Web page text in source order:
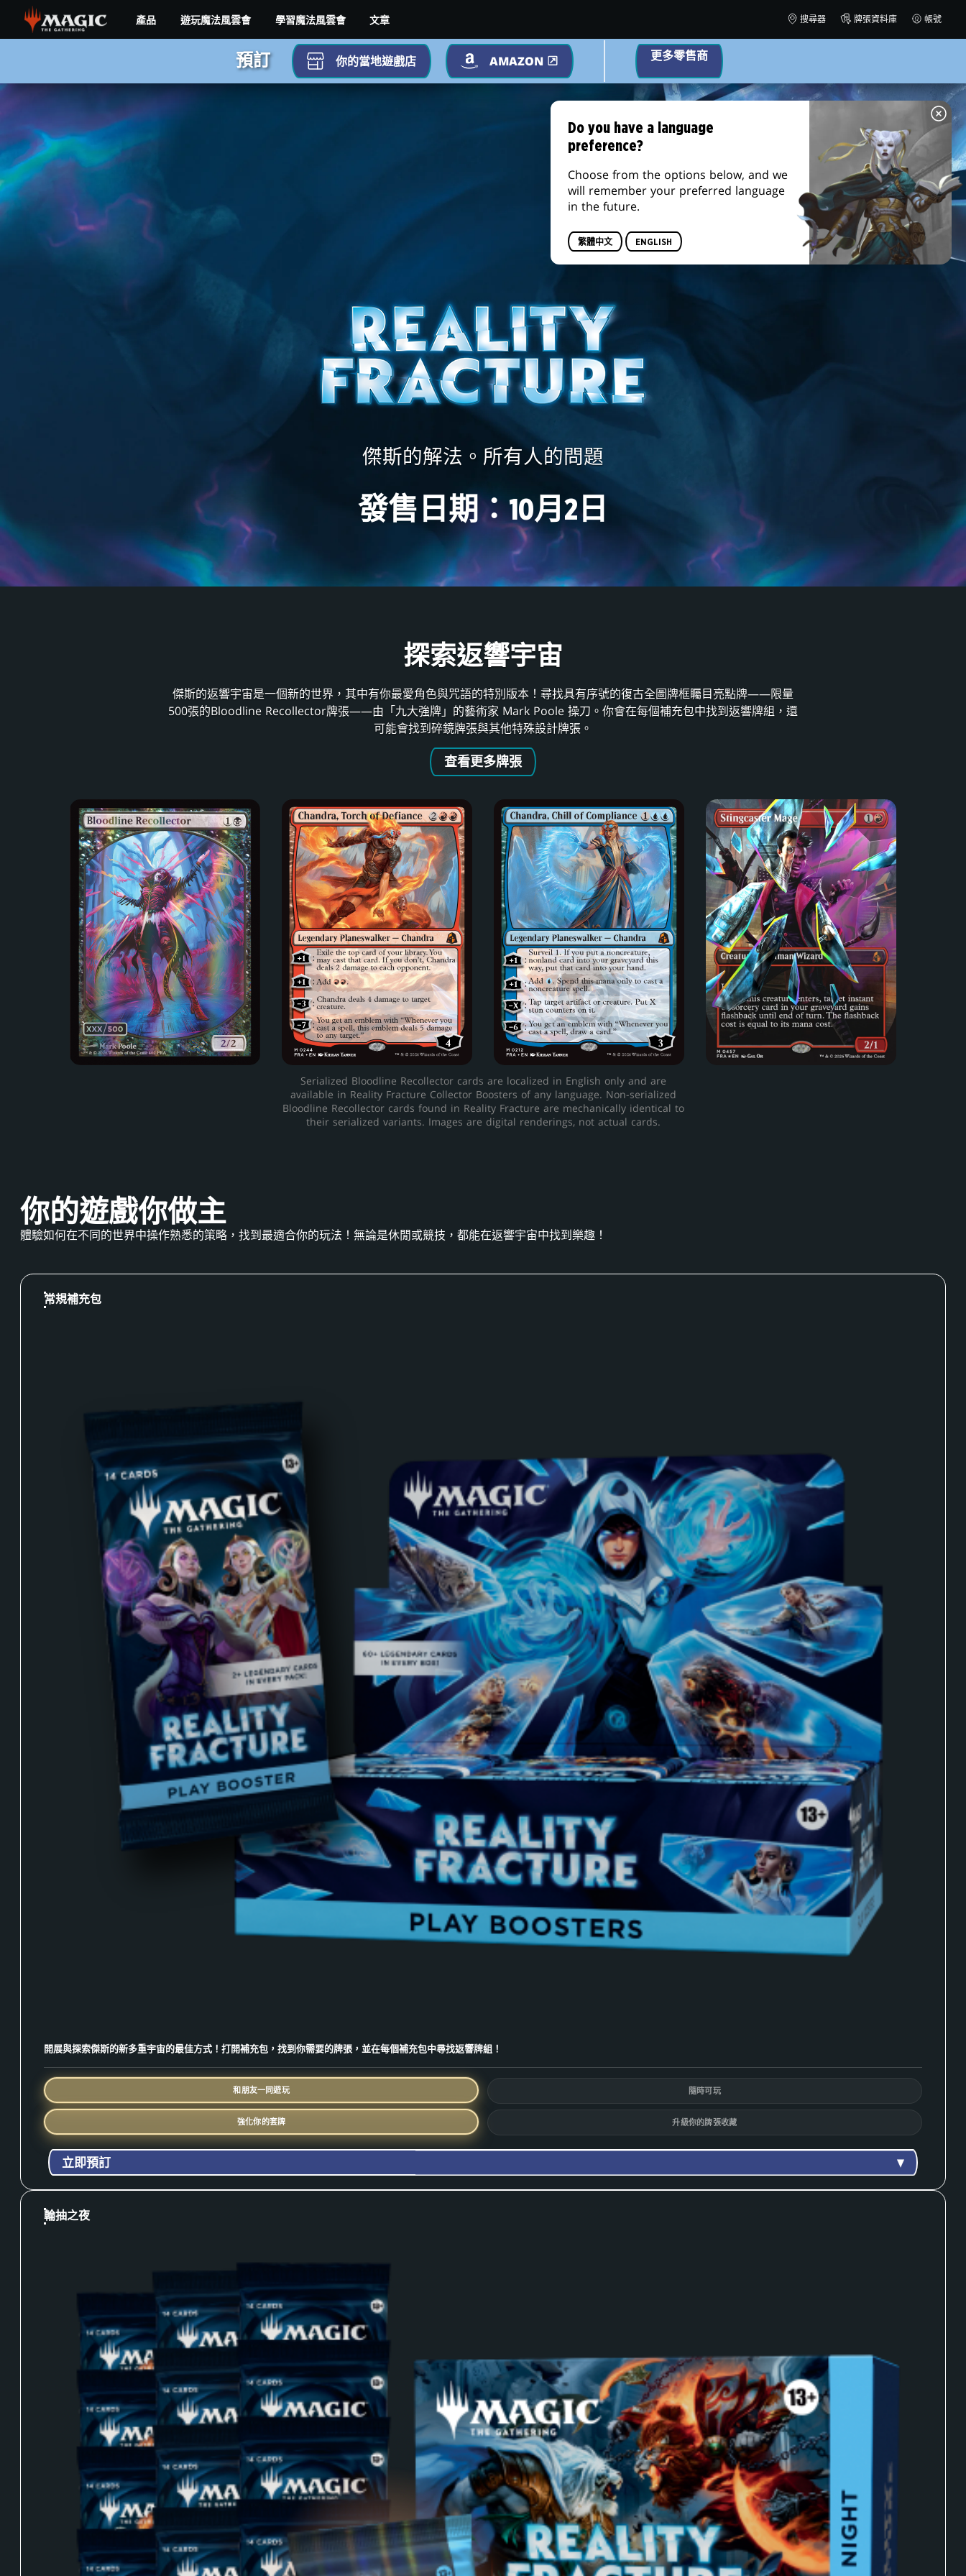
main
產品 遊玩魔法風雲會 學習魔法風雲會 文章 搜尋器 牌張資料庫 帳號
實
片
預訂 你的當地遊戲店 AMAZON 更多零售商
傑斯的解法。所有人的問題
發售日期：10月2日
探索返響宇宙
傑斯的返響宇宙是一個新的世界，其中有你最愛角色與咒語的特別版本！尋找具有序號的復古全圖牌框矚目亮點牌——限量
500張的Bloodline Recollector牌張——由「九大強牌」的藝術家 Mark Poole 操刀。你會在每個補充包中找到返響牌組，還
可能會找到碎鏡牌張與其他特殊設計牌張。
查看更多牌張
Serialized Bloodline Recollector cards are localized in English only and are
available in Reality Fracture Collector Boosters of any language. Non-serialized
Bloodline Recollector cards found in Reality Fracture are mechanically identical to
their serialized variants. Images are digital renderings, not actual cards.
你的遊戲你做主
體驗如何在不同的世界中操作熟悉的策略，找到最適合你的玩法！無論是休閒或競技，都能在返響宇宙中找到樂趣！
常規補充包
開展與探索傑斯的新多重宇宙的最佳方式！打開補充包，找到你需要的牌張，並在每個補充包中尋找返響牌組！
和朋友一同遊玩 隨時可玩
強化你的套牌 升級你的牌張收藏
立即預訂
輪抽之夜
Do you have a language
preference?
Choose from the options below, and we
will remember your preferred language
in the future.
繁體中文 ENGLISH